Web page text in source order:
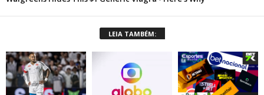
LEIA TAMBÉM: